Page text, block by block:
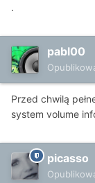
.
pabl00
Przed chwilą
system volume
picasso